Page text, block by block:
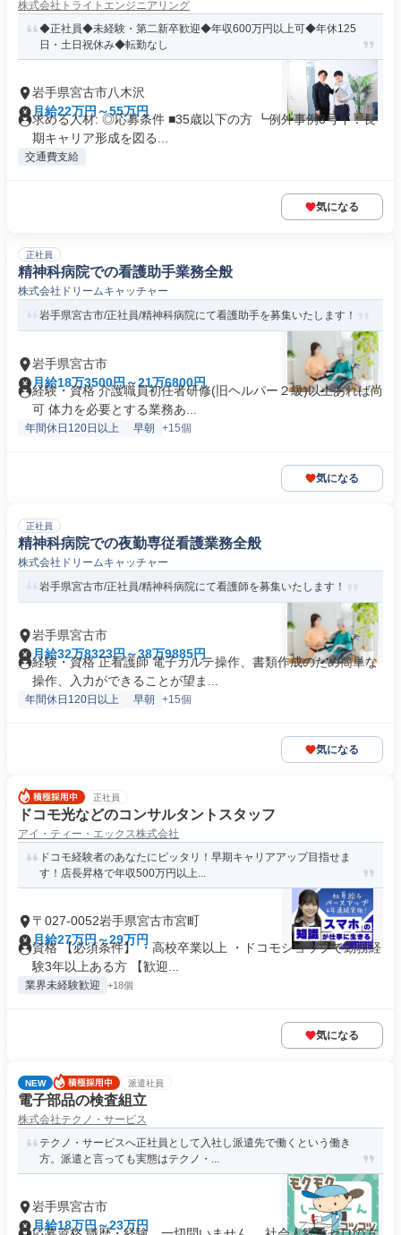
株式会社トライトエンジニアリング
◆正社員◆未経験・第二新卒歓迎◆年収600万円以上可◆年休125
日・土日祝休み◆転勤なし
岩手県宮古市八木沢
月給22万円～55万円
求める人材: ◎応募条件 ■35歳以下の方 ┗例外事例3号イ：長
期キャリア形成を図る...
交通費支給
気になる
正社員
精神科病院での看護助手業務全般
株式会社ドリームキャッチャー
岩手県宮古市/正社員/精神科病院にて看護助手を募集いたします！
岩手県宮古市
月給18万3500円～21万6800円
経験・資格 介護職員初任者研修(旧ヘルパー２級)以上あれば尚
可 体力を必要とする業務あ...
年間休日120日以上 早朝 +15個
気になる
正社員
精神科病院での夜勤専従看護業務全般
株式会社ドリームキャッチャー
岩手県宮古市/正社員/精神科病院にて看護師を募集いたします！
岩手県宮古市
月給32万8323円～38万9885円
経験・資格 正看護師 電子カルテ操作、書類作成のため簡単な
操作、入力ができることが望ま...
年間休日120日以上 早朝 +15個
気になる
正社員
ドコモ光などのコンサルタントスタッフ
アイ・ティー・エックス株式会社
ドコモ経験者のあなたにピッタリ！早期キャリアアップ目指せま
す！店長昇格で年収500万円以上...
〒027-0052岩手県宮古市宮町
月給27万円～29万円
資格 【必須条件】 ・高校卒業以上 ・ドコモショップで勤務経
験3年以上ある方 【歓迎...
業界未経験歓迎 +18個
気になる
NEW 派遣社員
電子部品の検査組立
株式会社テクノ・サービス
テクノ・サービスへ正社員として入社し派遣先で働くという働き
方。派遣と言っても実態はテクノ・...
岩手県宮古市
月給18万円～23万円